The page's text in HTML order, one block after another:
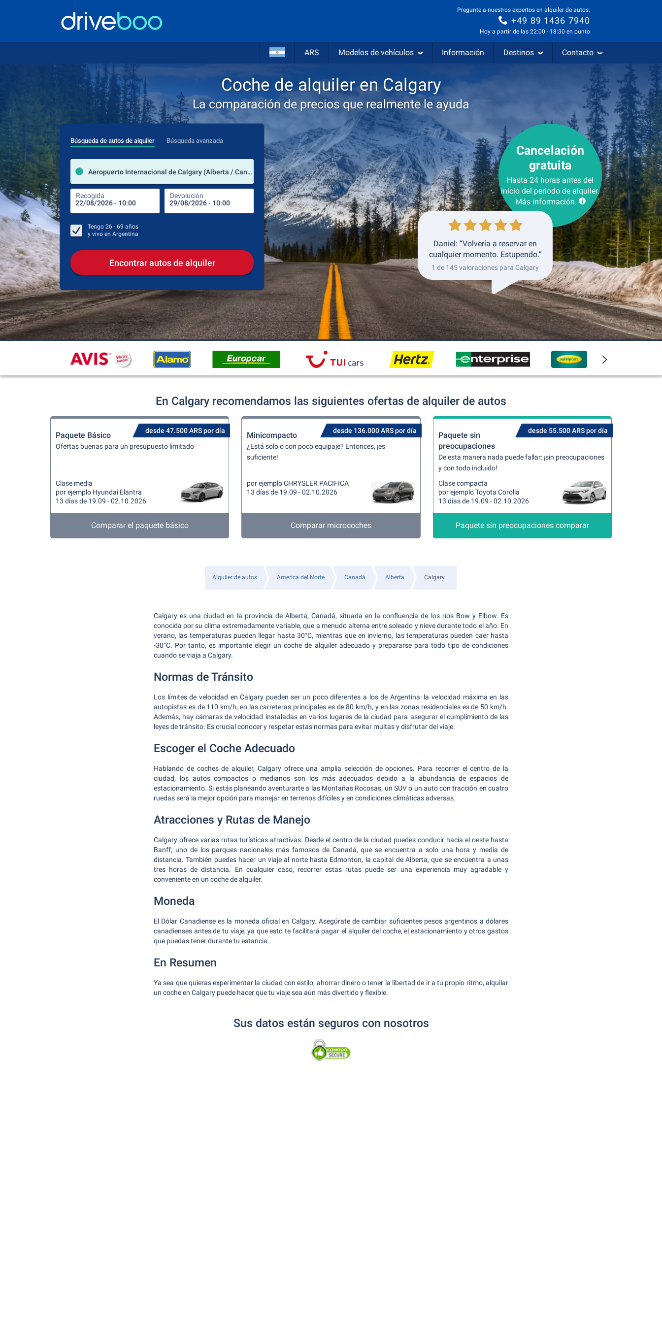
Pregunte a nuestros expertos en alquiler de autos:
+49 89 1436 7940
Hoy a partir de las 22:00 - 18:30 en punto
ARS Modelos de vehículos Información Destinos Contacto
Coche de alquiler en Calgary
La comparación de precios que realmente le ayuda
Búsqueda de autos de alquiler Búsqueda avanzada
Aeropuerto Internacional de Calgary (Alberta / Canadá)
Recogida Devolución
lugar de alquiler
Lugar de devolución
Recogida Devolución
Tengo 26 - 69 años
y vivo en Argentina
Encontrar autos de alquiler
Cancelación
gratuita
Hasta 24 horas antes del
inicio del periodo de alquiler.
Más información.
Daniel: “Volvería a reservar en
cualquier momento. Estupendo.”
1 de 145 valoraciones para Calgary
En Calgary recomendamos las siguientes ofertas de alquiler de autos
desde 47.500 ARS por día
Paquete Básico
Ofertas buenas para un presupuesto limitado
Clase media
por ejemplo Hyundai Elantra
13 días de 19.09 - 02.10.2026
Comparar el paquete básico
desde 136.000 ARS por día
Minicompacto
¿Está solo o con poco equipaje? Entonces, ¡es
suficiente!
por ejemplo CHRYSLER PACIFICA
13 días de 19.09 - 02.10.2026
Comparar microcoches
desde 55.500 ARS por día
Paquete sin
preocupaciones
De esta manera nada puede fallar: ¡sin preocupaciones
y con todo incluido!
Clase compacta
por ejemplo Toyota Corolla
13 días de 19.09 - 02.10.2026
Paquete sin preocupaciones comparar
Alquiler de autos America del Norte Canadá Alberta Calgary
Calgary es una ciudad en la provincia de Alberta, Canadá, situada en la confluencia de los ríos Bow y Elbow. Es
conocida por su clima extremadamente variable, que a menudo alterna entre soleado y nieve durante todo el año. En
verano, las temperaturas pueden llegar hasta 30°C, mientras que en invierno, las temperaturas pueden caer hasta
-30°C. Por tanto, es importante elegir un coche de alquiler adecuado y prepararse para todo tipo de condiciones
cuando se viaja a Calgary.
Normas de Tránsito
Los límites de velocidad en Calgary pueden ser un poco diferentes a los de Argentina: la velocidad máxima en las
autopistas es de 110 km/h, en las carreteras principales es de 80 km/h, y en las zonas residenciales es de 50 km/h.
Además, hay cámaras de velocidad instaladas en varios lugares de la ciudad para asegurar el cumplimiento de las
leyes de tránsito. Es crucial conocer y respetar estas normas para evitar multas y disfrutar del viaje.
Escoger el Coche Adecuado
Hablando de coches de alquiler, Calgary ofrece una amplia selección de opciones. Para recorrer el centro de la
ciudad, los autos compactos o medianos son los más adecuados debido a la abundancia de espacios de
estacionamiento. Si estás planeando aventurarte a las Montañas Rocosas, un SUV o un auto con tracción en cuatro
ruedas será la mejor opción para manejar en terrenos difíciles y en condiciones climáticas adversas.
Atracciones y Rutas de Manejo
Calgary ofrece varias rutas turísticas atractivas. Desde el centro de la ciudad puedes conducir hacia el oeste hasta
Banff, uno de los parques nacionales más famosos de Canadá, que se encuentra a solo una hora y media de
distancia. También puedes hacer un viaje al norte hasta Edmonton, la capital de Alberta, que se encuentra a unas
tres horas de distancia. En cualquier caso, recorrer estas rutas puede ser una experiencia muy agradable y
conveniente en un coche de alquiler.
Moneda
El Dólar Canadiense es la moneda oficial en Calgary. Asegúrate de cambiar suficientes pesos argentinos a dólares
canadienses antes de tu viaje, ya que esto te facilitará pagar el alquiler del coche, el estacionamiento y otros gastos
que puedas tener durante tu estancia.
En Resumen
Ya sea que quieras experimentar la ciudad con estilo, ahorrar dinero o tener la libertad de ir a tu propio ritmo, alquilar
un coche en Calgary puede hacer que tu viaje sea aún más divertido y flexible.
Sus datos están seguros con nosotros